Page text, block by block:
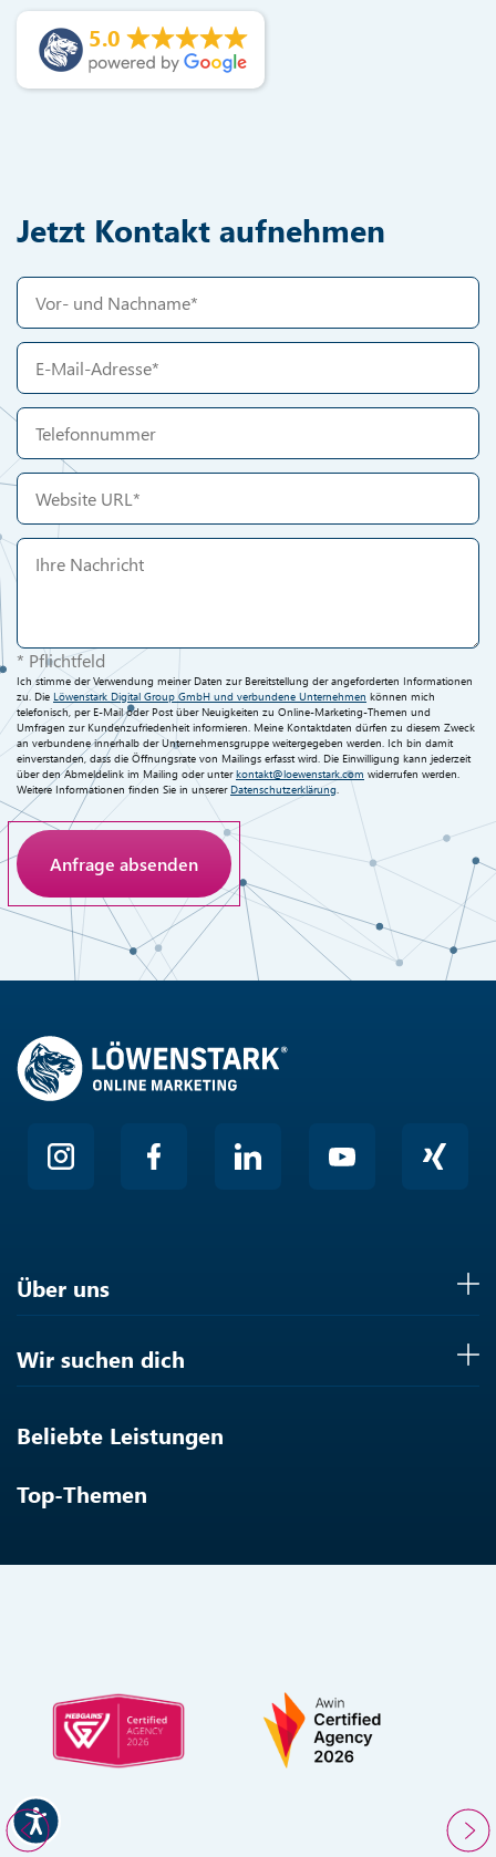
5.0
Jetzt Kontakt aufnehmen
* Pflichtfeld
Ich stimme der Verwendung meiner Daten zur Bereitstellung der angeforderten Informationen
zu. Die Löwenstark Digital Group GmbH und verbundene Unternehmen können mich
telefonisch, per E-Mail oder Post über Neuigkeiten zu Online-Marketing-Themen und
Umfragen zur Kundenzufriedenheit informieren. Meine Kontaktdaten dürfen zu diesem Zweck
an verbundene innerhalb der Unternehmensgruppe weitergegeben werden. Ich bin damit
einverstanden, dass die Öffnungsrate von Mailings erfasst wird. Die Einwilligung kann jederzeit
über den Abmeldelink im Mailing oder unterkontakt@loewenstark.com widerrufen werden.
Weitere Informationen finden Sie in unserer Datenschutzerklärung
Anti-Roboter-Verifizierung
Hier klicken
Über uns
Wir suchen dich
Beliebte Leistungen
Top-Themen